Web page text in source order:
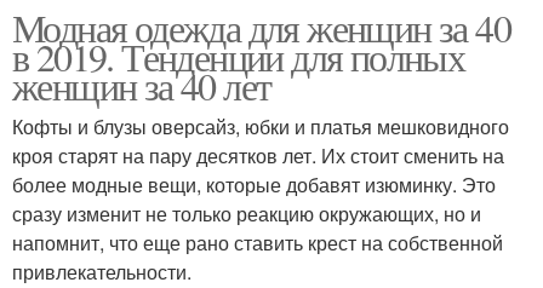
Модная одежда для женщин за 40
в 2019. Тенденции для полных
женщин за 40 лет
Кофты и блузы оверсайз, юбки и платья мешковидного
кроя старят на пару десятков лет. Их стоит сменить на
более модные вещи, которые добавят изюминку. Это
сразу изменит не только реакцию окружающих, но и
напомнит, что еще рано ставить крест на собственной
привлекательности.